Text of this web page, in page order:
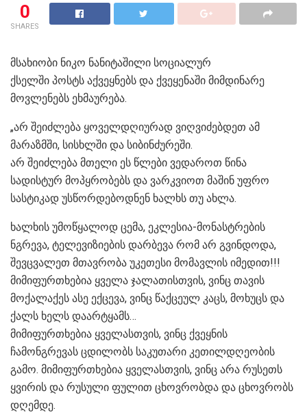
0
SHARES
მსახიობი ნიკო ნანიტაშილი სოციალურ
ქსელში პოსტს აქვეყნებს და ქვეყენაში მიმდინარე
მოვლენებს ეხმაურება.
„არ შეიძლება ყოველდღიურად ვიღვიძებდეთ ამ
მარაზმში, სისხლში და სიბინძურეში.
არ შეიძლება მთელი ეს წლები ვედაროთ წინა
სადისტურ მოპყრობებს და ვარკვიოთ მაშინ უფრო
სასტიკად უსწორდებოდნენ ხალხს თუ ახლა.
ხალხის უმოწყალოდ ცემა, ეკლესია-მონასტრების
ნგრევა, ტელევიზიების დარბევა რომ არ გვინდოდა,
შევცვალეთ მთავრობა უკეთესი მომავლის იმედით!!!
მიმიფურთხებია ყველა ჯალათისთვის, ვინც თავის
მოქალაქეს ასე ექცევა, ვინც წაქცეულ კაცს, მოხუცს და
ქალს ხელს დაარტყამს…
მიმიფურთხებია ყველასთვის, ვინც ქვეყნის
ჩამონგრევას ცდილობს საკუთარი კეთილდღეობის
გამო. მიმიფურთხებია ყველასთვის, ვინც არა რუსეთს
ყვირის და რუსული ფულით ცხოვრობდა და ცხოვრობს
დღემდე.